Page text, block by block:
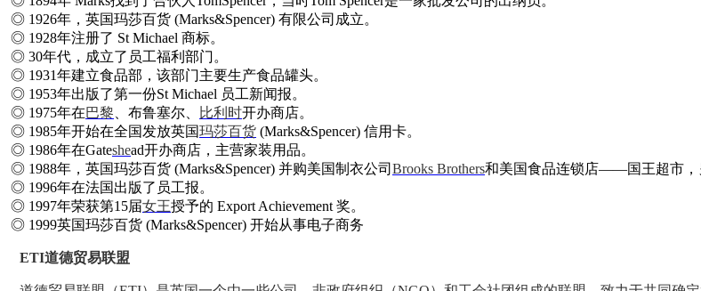
◎ 1926年，英国玛莎百货 (Marks&Spencer) 有限公司成立。
◎ 1928年注册了 St Michael 商标。
◎ 30年代，成立了员工福利部门。
◎ 1931年建立食品部，该部门主要生产食品罐头。
◎ 1953年出版了第一份St Michael 员工新闻报。
◎ 1975年在巴黎 、布鲁塞尔、 比利时开办商店。
◎ 1985年开始在全国发放英国玛莎百货 (Marks&Spencer) 信用卡。
◎ 1986年在Gateshead开办商店，主营家装用品。
◎ 1988年，英国玛莎百货 (Marks&Spencer) 并购美国制衣公司 Brooks Brothers和美国食品连锁店——国王超市，
◎ 1996年在法国出版了员工报。
◎ 1997年荣获第15届女王授予的 Export Achievement 奖。
◎ 1999英国玛莎百货 (Marks&Spencer) 开始从事电子商务
ETI道德贸易联盟